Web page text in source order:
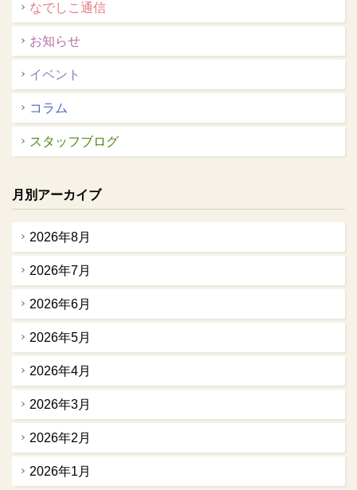
なでしこ通信
お知らせ
イベント
コラム
スタッフブログ
月別アーカイブ
2026年8月
2026年7月
2026年6月
2026年5月
2026年4月
2026年3月
2026年2月
2026年1月